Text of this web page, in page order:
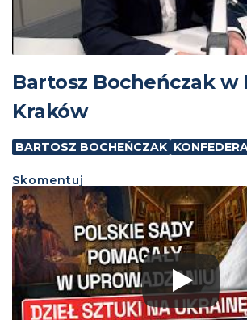
Bartosz Bocheńczak w
Kraków
BARTOSZ BOCHEŃCZAK
Skomentuj